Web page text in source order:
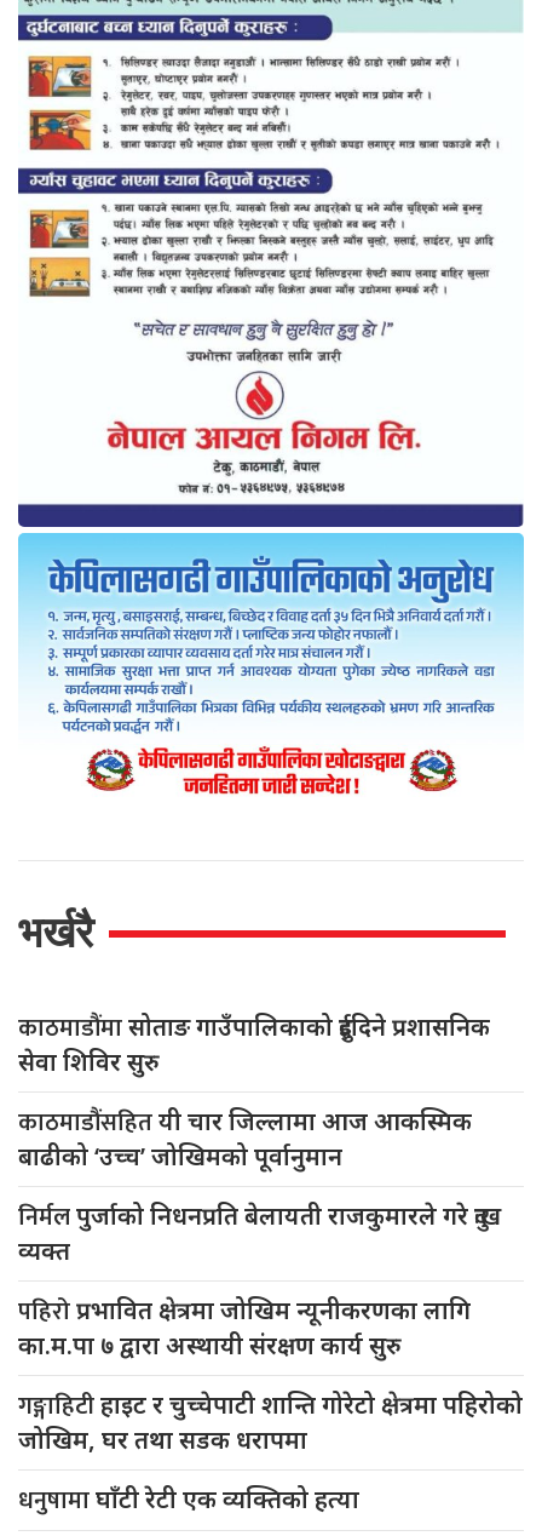
भर्खरै
काठमाडौंमासोताङ गाउँपालिकाको दुईदिने प्रशासनिक
सेवा शिविर सुरु
काठमाडौंसहितयी चार जिल्लामा आज आकस्मिक
बाढीको ‘उच्च’ जोखिमको पूर्वानुमान
निर्मलपुर्जाको निधनप्रति बेलायती राजकुमारले गरे दुःख
व्यक्त
पहिरोप्रभावित क्षेत्रमा जोखिम न्यूनीकरणका लागि
का.म.पा ७ द्वारा अस्थायी संरक्षण कार्य सुरु
गङ्गाहिटीहाइट र चुच्चेपाटी शान्ति गोरेटो क्षेत्रमा पहिरोको
जोखिम, घर तथा सडक धरापमा
धनुषामाघाँटी रेटी एक व्यक्तिको हत्या